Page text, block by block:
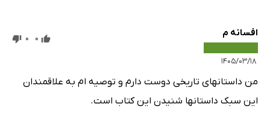
افسانه م
۱۴۰۵/۰۳/۱۸
0
0
من داستانهای تاریخی دوست دارم و توصیه ام به علاقمندان
این سبک داستانها شنیدن این کتاب است.